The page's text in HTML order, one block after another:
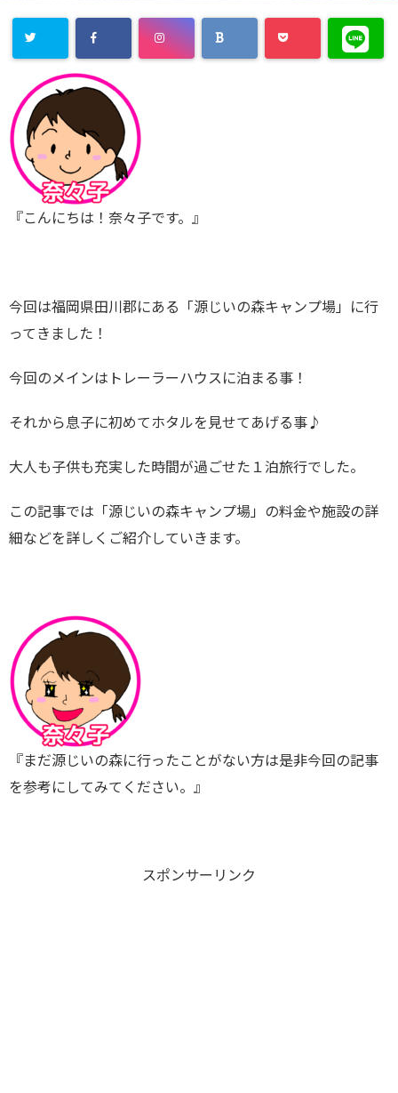
『こんにちは！奈々子です。』
今回は福岡県田川郡にある「源じいの森キャンプ場」に行
ってきました！
今回のメインはトレーラーハウスに泊まる事！
それから息子に初めてホタルを見せてあげる事♪
大人も子供も充実した時間が過ごせた１泊旅行でした。
この記事では「源じいの森キャンプ場」の料金や施設の詳
細などを詳しくご紹介していきます。
『まだ源じいの森に行ったことがない方は是非今回の記事
を参考にしてみてください。』
スポンサーリンク